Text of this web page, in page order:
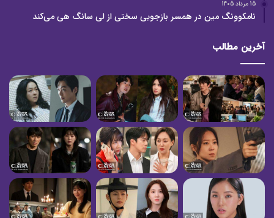
15 مرداد 1405
نامکوونگ مین در همسر بازجویی سختی از لی سانگ هی می‌کند
آخرین مطالب